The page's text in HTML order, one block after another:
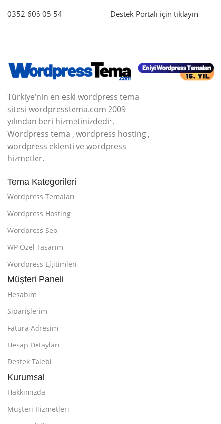
0352 606 05 54 Destek Portalı için tıklayın
Türkiye'nin en eski wordpress tema
sitesi wordpresstema.com 2009
yılından beri hizmetinizdedir.
Wordpress tema , wordpress hosting ,
wordpress eklenti ve wordpress
hizmetler.
Tema Kategorileri
Wordpress Temaları
Wordpress Hosting
Wordpress Seo
WP Özel Tasarım
Wordpress Eğitimleri
Müşteri Paneli
Hesabım
Siparişlerim
Fatura Adresim
Hesap Detayları
Destek Talebi
Kurumsal
Hakkımızda
Müşteri Hizmetleri